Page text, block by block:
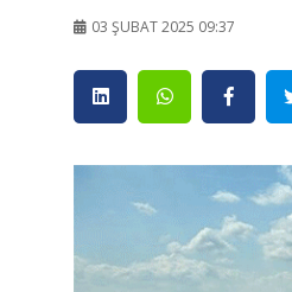
03 ŞUBAT 2025 09:37